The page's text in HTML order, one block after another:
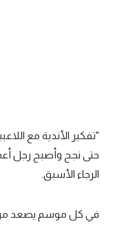
الدوري الإنجليزي
الدوري الإسباني
دوري أبطال أوروبا
"تفكير الأندية مع
حتى نجح وأصبح رجل
الرجاء الأسبق.
في كل موسم يصعد من